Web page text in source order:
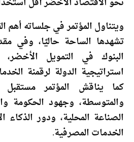
ويتناول المؤتمر في جلساته أهم
تشهدها الساحة حاليًا، وفي
البنوك في التمويل
استراتيجية الدولة لرقمنة
كما يناقش المؤتمر مستقبل
والمتوسطة، وجهود الحكومة
الصناعة المحلية، ودور
الخدمات المصرفية.